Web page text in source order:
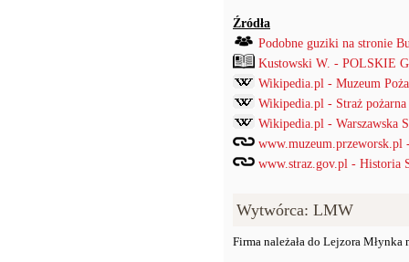
Źródła
Podobne guziki na stronie
Kustowski W. - POLSKIE
Wikipedia.pl - Muzeum
Wikipedia.pl - Straż pożarna
Wikipedia.pl - Warszawska
www.muzeum.przeworsk.pl
www.straz.gov.pl - Historia
Wytwórca: LMW
Firma należała do Lejzora